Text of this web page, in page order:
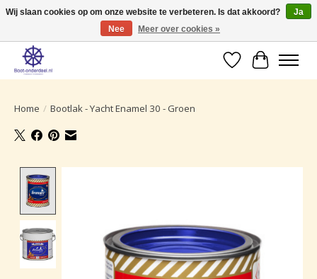
Ruime selectie producten voor uw boot onderhoud.
Verlanglijst
Home / Bootlak - Yacht Enamel 30 - Groen
Wij slaan cookies op om onze website te verbeteren. Is dat akkoord?
Ja
Nee
Meer over cookies »